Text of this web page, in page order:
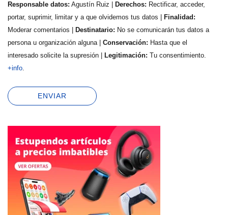
Responsable datos: Agustín Ruiz | Derechos: Rectificar, acceder,
portar, suprimir, limitar y a que olvidemos tus datos |
Finalidad:
Moderar comentarios |
Destinatario: No se comunicarán tus datos a
persona u organización alguna | Conservación: Hasta que el
interesado solicite la supresión |
Legitimación: Tu consentimiento.
+info.